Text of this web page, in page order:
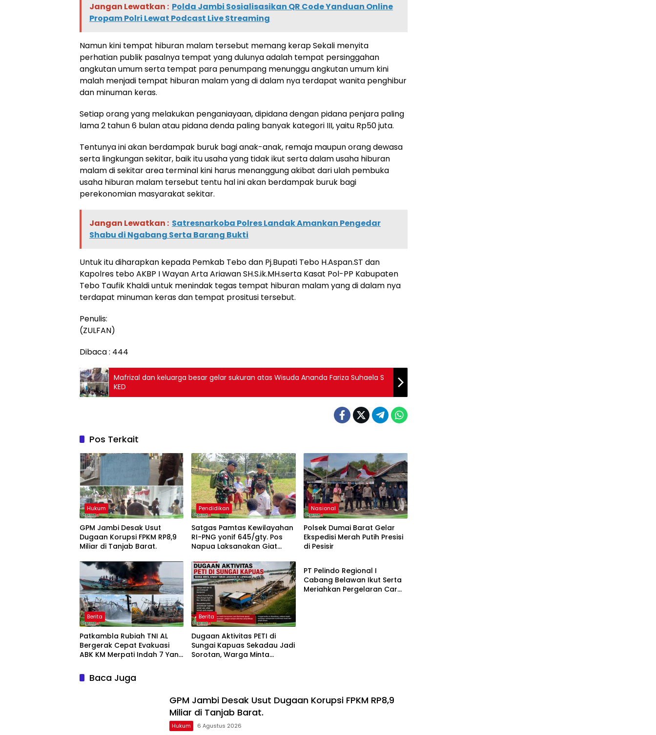
Jangan Lewatkan : Polda Jambi Sosialisasikan QR Code Yanduan Online
Propam Polri Lewat Podcast Live Streaming
Namun kini tempat hiburan malam tersebut memang kerap Sekali menyita
perhatian publik pasalnya tempat yang dulunya adalah tempat persinggahan
angkutan umum serta tempat para penumpang menunggu angkutan umum kini
malah menjadi tempat hiburan malam yang di dalam nya terdapat wanita penghibur
dan minuman keras.
Setiap orang yang melakukan penganiayaan, dipidana dengan pidana penjara paling
lama 2 tahun 6 bulan atau pidana denda paling banyak kategori III, yaitu Rp50 juta.
Tentunya ini akan berdampak buruk bagi anak-anak, remaja maupun orang dewasa
serta lingkungan sekitar, baik itu usaha yang tidak ikut serta dalam usaha hiburan
malam di sekitar area terminal kini harus menanggung akibat dari ulah pembuka
usaha hiburan malam tersebut tentu hal ini akan berdampak buruk bagi
perekonomian masyarakat sekitar.
Jangan Lewatkan : Satresnarkoba Polres Landak Amankan Pengedar
Shabu di Ngabang Serta Barang Bukti
Untuk itu diharapkan kepada Pemkab Tebo dan Pj.Bupati Tebo H.Aspan.ST dan
Kapolres tebo AKBP I Wayan Arta Ariawan SH.S.ik.MH.serta Kasat Pol-PP Kabupaten
Tebo Taufik Khaldi untuk menindak tegas tempat hiburan malam yang di dalam nya
terdapat minuman keras dan tempat prositusi tersebut.
Penulis:
(ZULFAN)
Dibaca : 444
Mafrizal dan keluarga besar gelar sukuran atas Wisuda Ananda Fariza Suhaela S
KED
Pos Terkait
Hukum
GPM Jambi Desak Usut
Dugaan Korupsi FPKM RP8,9
Miliar di Tanjab Barat.
Pendidikan
Satgas Pamtas Kewilayahan
RI-PNG yonif 645/gty. Pos
Napua Laksanakan Giat
Nasional
Polsek Dumai Barat Gelar
Ekspedisi Merah Putih Presisi
di Pesisir
Berita
Patkambla Rubiah TNI AL
Bergerak Cepat Evakuasi
ABK KM Merpati Indah 7 Yang
Berita
Dugaan Aktivitas PETI di
Sungai Kapuas Sekadau Jadi
Sorotan, Warga Minta
Berita
PT Pelindo Regional I
Cabang Belawan Ikut Serta
Meriahkan Pergelaran Car
Baca Juga
GPM Jambi Desak Usut Dugaan Korupsi FPKM RP8,9
Miliar di Tanjab Barat.
Hukum 6 Agustus 2026